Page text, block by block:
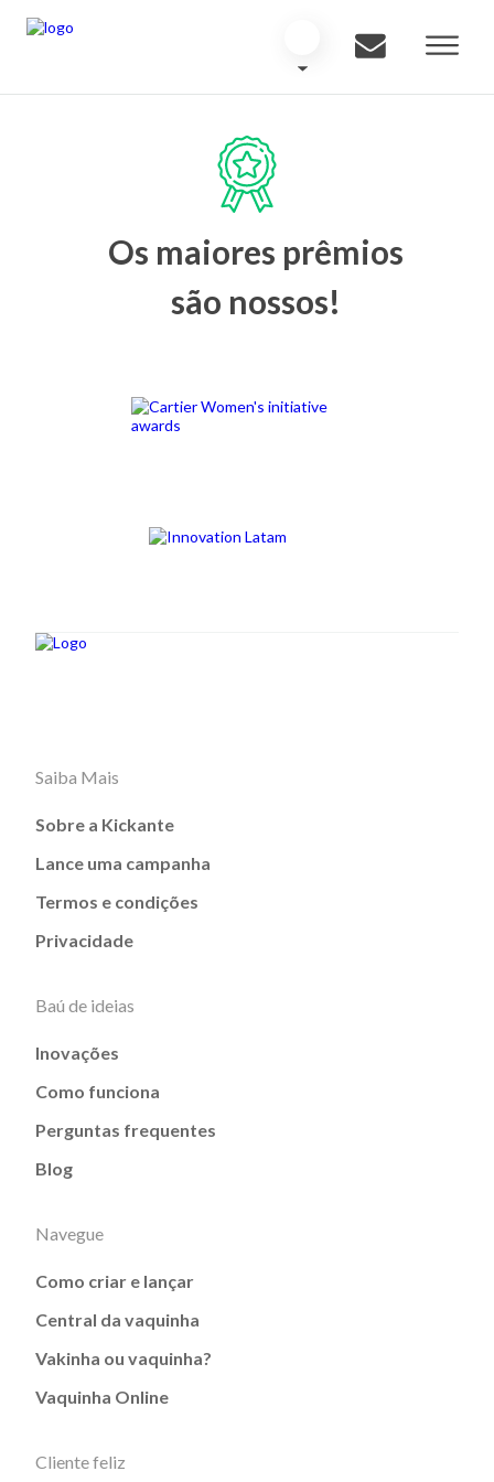
Os maiores prêmios
são nossos!
Saiba Mais
Sobre a Kickante
Lance uma campanha
Termos e condições
Privacidade
Baú de ideias
Inovações
Como funciona
Perguntas frequentes
Blog
Navegue
Como criar e lançar
Central da vaquinha
Vakinha ou vaquinha?
Vaquinha Online
Cliente feliz